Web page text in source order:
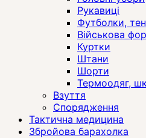
Рукавиці
Футболки,
Військова
Куртки
Штани
Шорти
Термоодяг,
Взуття
Спорядження
Тактична медицина
Збройова барахолка